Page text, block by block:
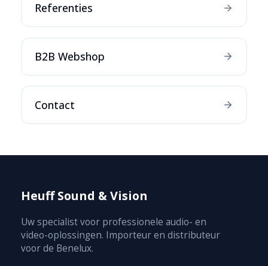
Referenties
B2B Webshop
Contact
Heuff Sound & Vision
Uw specialist voor professionele audio- en
video-oplossingen. Importeur en distributeur
voor de Benelux.